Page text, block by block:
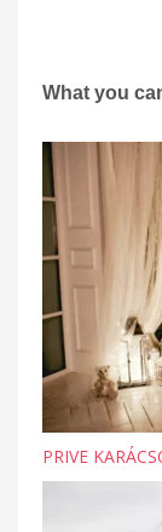
What you
PRIVE